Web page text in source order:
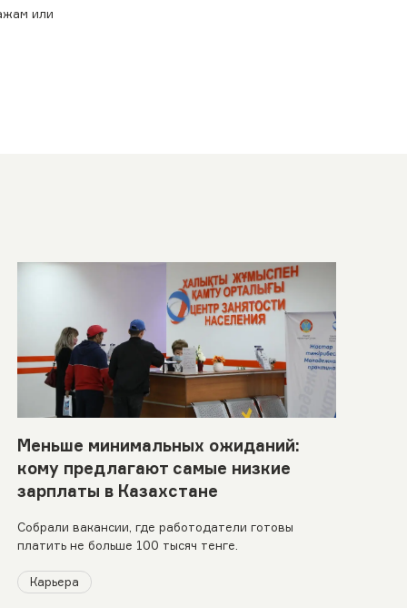
или
Меньше минимальных ожиданий:
кому предлагают самые низкие
зарплаты в Казахстане
Собрали вакансии, где работодатели готовы
платить не больше 100 тысяч тенге.
Карьера